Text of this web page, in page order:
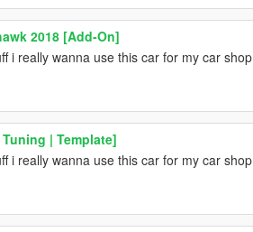
2018 [Add-On]
i really wanna use this car for my car shop
| Template]
i really wanna use this car for my car shop